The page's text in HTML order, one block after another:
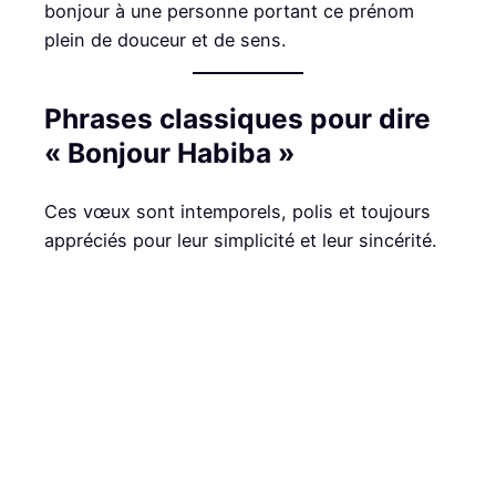
bonjour à une personne portant ce prénom
plein de douceur et de sens.
Phrases classiques pour dire
« Bonjour Habiba »
Ces vœux sont intemporels, polis et toujours
appréciés pour leur simplicité et leur sincérité.